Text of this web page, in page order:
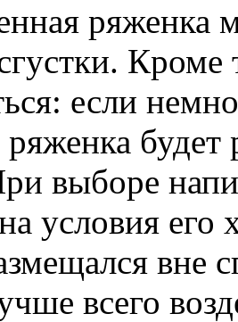
ряженка
Кроме
если
будет
выборе
условия его
вне
всего